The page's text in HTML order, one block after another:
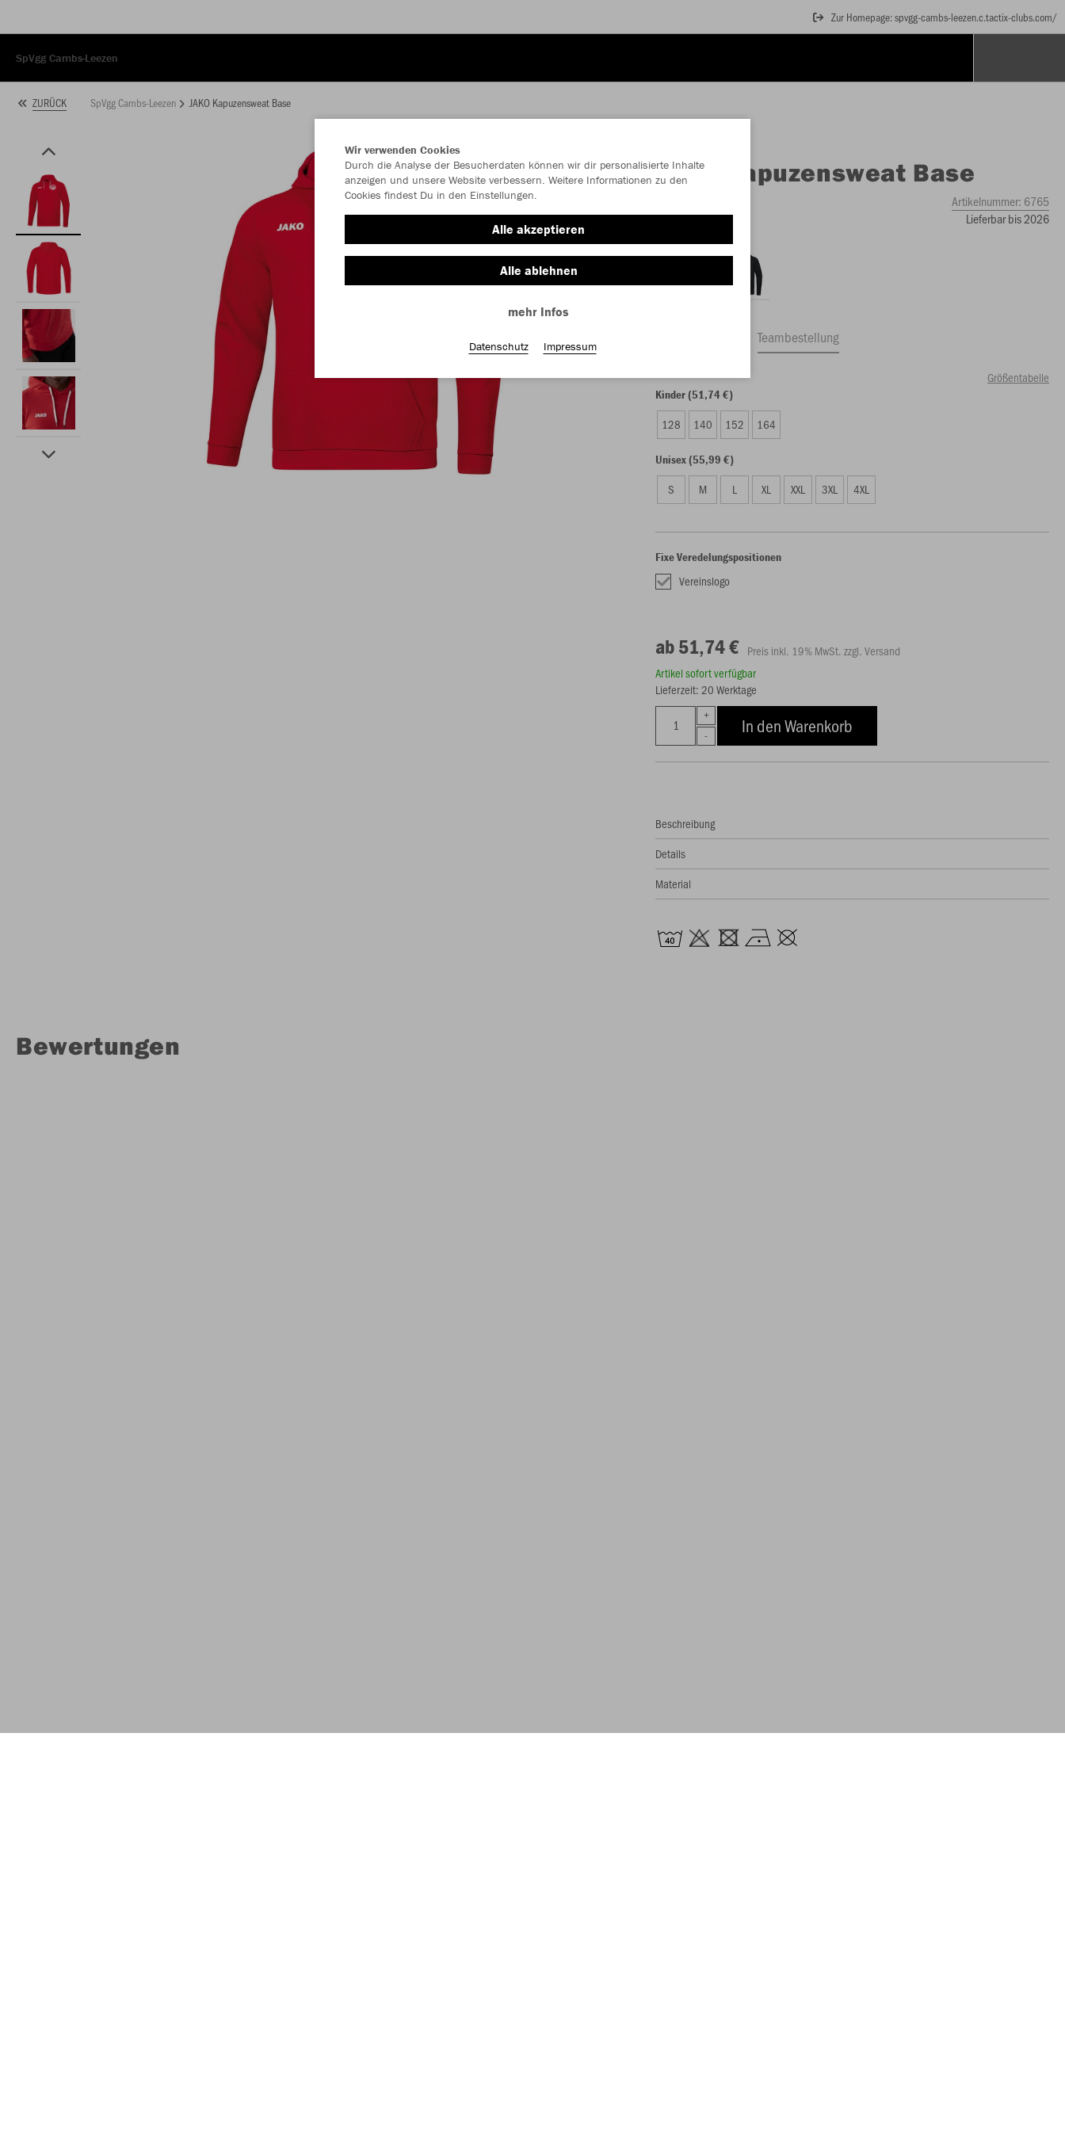
Zur Homepage: spvgg-cambs-leezen.c.tactix-clubs.com/
SpVgg Cambs-Leezen
ZURÜCK SpVgg Cambs-Leezen JAKO Kapuzensweat Base
JAKO Kapuzensweat Base
Artikelnummer: 6765
Lieferbar bis 2026
Teambestellung
Größentabelle
Kinder (51,74 €)
128 140 152 164
Unisex (55,99 €)
S M L XL XXL 3XL 4XL
Fixe Veredelungspositionen
Vereinslogo
ab 51,74 € Preis inkl. 19% MwSt. zzgl. Versand
Artikel sofort verfügbar
Lieferzeit: 20 Werktage
In den Warenkorb
Beschreibung
Details
Material
Bewertungen
Wir verwenden Cookies
Durch die Analyse der Besucherdaten können wir dir personalisierte Inhalte
anzeigen und unsere Website verbessern. Weitere Informationen zu den
Cookies findest Du in den Einstellungen.
Alle akzeptieren
Alle ablehnen
mehr Infos
Datenschutz Impressum